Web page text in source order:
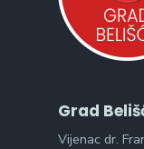
Grad
Vijenac dr.